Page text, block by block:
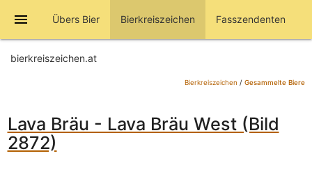
menu Übers Bier Bierkreiszeichen Fasszendenten
bierkreiszeichen.at
Bierkreiszeichen / Gesammelte Biere
Lava Bräu - Lava Bräu West (Bild
2872)